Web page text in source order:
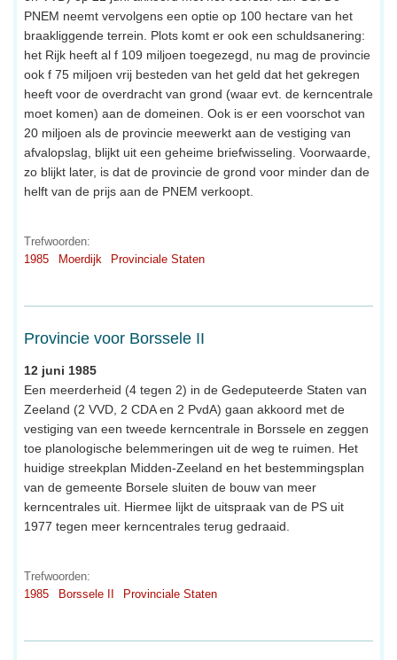
PNEM neemt vervolgens een optie op 100 hectare van het
braakliggende terrein. Plots komt er ook een schuldsanering:
het Rijk heeft al f 109 miljoen toegezegd, nu mag de provincie
ook f 75 miljoen vrij besteden van het geld dat het gekregen
heeft voor de overdracht van grond (waar evt. de kerncentrale
moet komen) aan de domeinen. Ook is er een voorschot van
20 miljoen als de provincie meewerkt aan de vestiging van
afvalopslag, blijkt uit een geheime briefwisseling. Voorwaarde,
zo blijkt later, is dat de provincie de grond voor minder dan de
helft van de prijs aan de PNEM verkoopt.
Trefwoorden:
1985
Moerdijk Provinciale Staten
Provincie voor Borssele II
12 juni 1985
Een meerderheid (4 tegen 2) in de Gedeputeerde Staten van
Zeeland (2 VVD, 2 CDA en 2 PvdA) gaan akkoord met de
vestiging van een tweede kerncentrale in Borssele en zeggen
toe planologische belemmeringen uit de weg te ruimen. Het
huidige streekplan Midden-Zeeland en het bestemmingsplan
van de gemeente Borsele sluiten de bouw van meer
kerncentrales uit. Hiermee lijkt de uitspraak van de PS uit
1977 tegen meer kerncentrales terug gedraaid.
Trefwoorden:
1985
Borssele II Provinciale Staten